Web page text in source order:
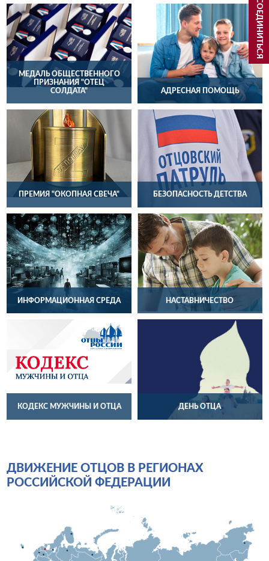
МЕДАЛЬ ОБЩЕСТВЕННОГО
ПРИЗНАНИЯ "ОТЕЦ
СОЛДАТА"
АДРЕСНАЯ ПОМОЩЬ
ПРЕМИЯ "ОКОПНАЯ СВЕЧА" БЕЗОПАСНОСТЬ ДЕТСТВА
ИНФОРМАЦИОННАЯ СРЕДА НАСТАВНИЧЕСТВО
КОДЕКС МУЖЧИНЫ И ОТЦА ДЕНЬ ОТЦА
ДВИЖЕНИЕ ОТЦОВ В РЕГИОНАХ
РОССИЙСКОЙ ФЕДЕРАЦИИ
ПРИСОЕДИНИТЬСЯ